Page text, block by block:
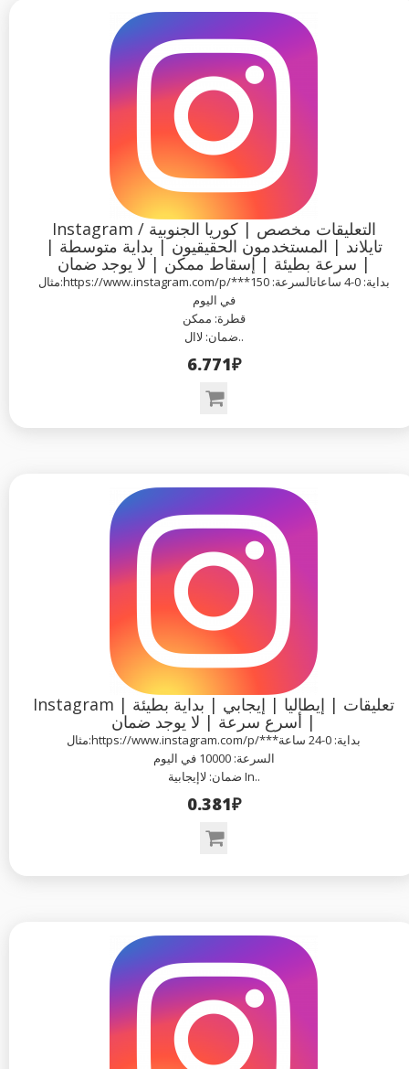
Instagram التعليقات مخصص | كوريا الجنوبية /
تايلاند | المستخدمون الحقيقيون | بداية متوسطة |
سرعة بطيئة | إسقاط ممكن | لا يوجد ضمان |
مثال:https://www.instagram.com/p/***بداية: 0-4 ساعاتالسرعة: 150
في اليوم
قطرة: ممكن
ضمان: لاال..
6.771₽
Instagram تعليقات | إيطاليا | إيجابي | بداية بطيئة |
أسرع سرعة | لا يوجد ضمان |
مثال:https://www.instagram.com/p/***بداية: 0-24 ساعة
السرعة: 10000 في اليوم
ضمان: لاإيجابية In..
0.381₽